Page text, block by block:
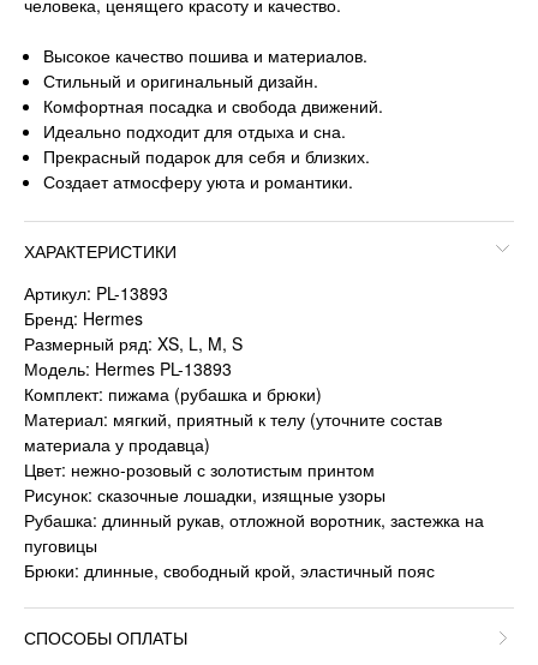
Высокое качество пошива и материалов.
Стильный и оригинальный дизайн.
Комфортная посадка и свобода движений.
Идеально подходит для отдыха и сна.
Прекрасный подарок для себя и близких.
Создает атмосферу уюта и романтики.
ХАРАКТЕРИСТИКИ
Артикул: PL-13893
Бренд: Hermes
Размерный ряд: XS, L, M, S
Модель: Hermes PL-13893
Комплект: пижама (рубашка и брюки)
Материал: мягкий, приятный к телу (уточните состав
материала у продавца)
Цвет: нежно-розовый с золотистым принтом
Рисунок: сказочные лошадки, изящные узоры
Рубашка: длинный рукав, отложной воротник, застежка на
пуговицы
Брюки: длинные, свободный крой, эластичный пояс
СПОСОБЫ ОПЛАТЫ